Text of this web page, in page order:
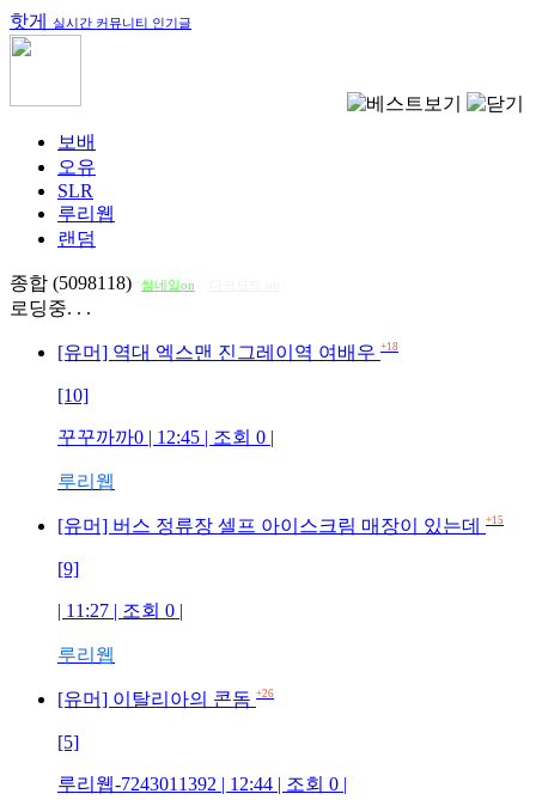
핫게 실시간 커뮤니티 인기글
보배
오유
SLR
루리웹
랜덤
종합 (5098118) 썸네일on
로딩중. . .
[유머] 역대 엑스맨 진그레이역 여배우 +18
[10]
꾸꾸까까0 | 12:45 | 조회 0 |
루리웹
[유머] 버스 정류장 셀프 아이스크림 매장이 있는데 +15
[9]
| 11:27 | 조회 0 |
루리웹
[유머] 이탈리아의 콘돔 +26
[5]
루리웹-7243011392 | 12:44 | 조회 0 |